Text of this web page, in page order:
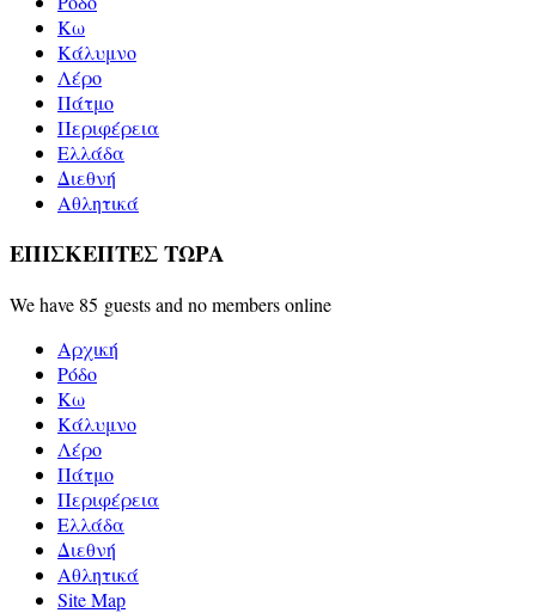
Kω
Κάλυμνο
Λέρο
Πάτμο
Περιφέρεια
Ελλάδα
Διεθνή
Αθλητικά
ΕΠΙΣΚΕΠΤΕΣ ΤΩΡΑ
We have 85 guests and no members online
Αρχική
Ρόδο
Κω
Κάλυμνο
Λέρο
Πάτμο
Περιφέρεια
Ελλάδα
Διεθνή
Αθλητικά
Site Map